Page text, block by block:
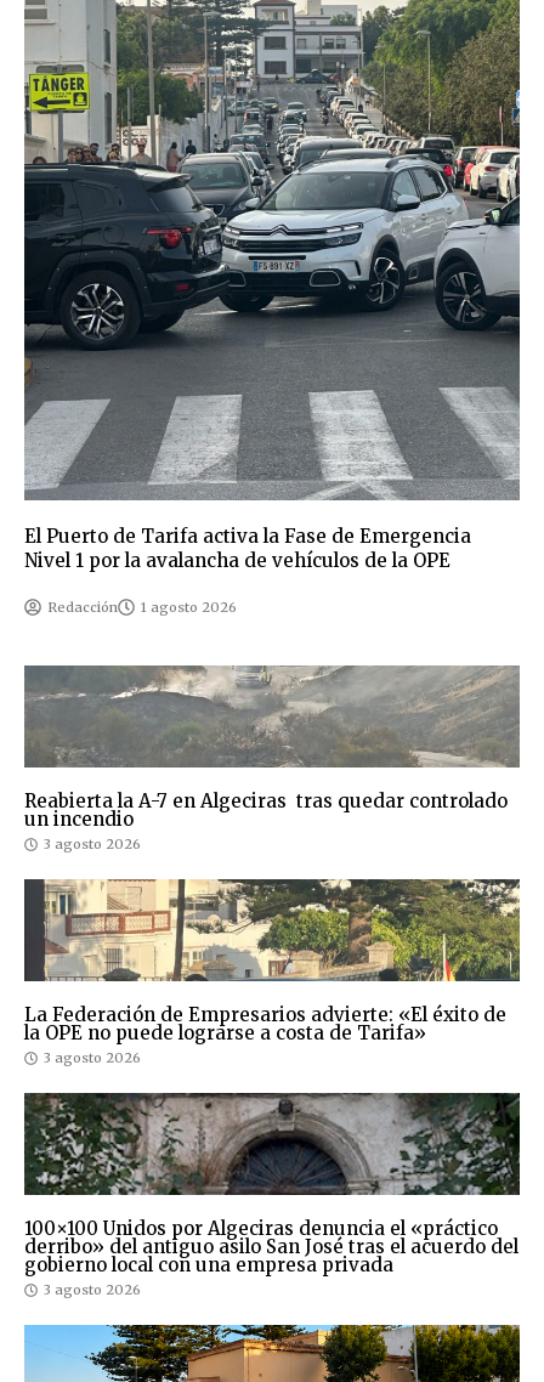
El Puerto de Tarifa activa la Fase de Emergencia
Nivel 1 por la avalancha de vehículos de la OPE
Redacción 1 agosto 2026
Reabierta la A-7 en Algeciras tras quedar controlado
un incendio
3 agosto 2026
La Federación de Empresarios advierte: «El éxito de
la OPE no puede lograrse a costa de Tarifa»
3 agosto 2026
100×100 Unidos por Algeciras denuncia el «práctico
derribo» del antiguo asilo San José tras el acuerdo del
gobierno local con una empresa privada
3 agosto 2026